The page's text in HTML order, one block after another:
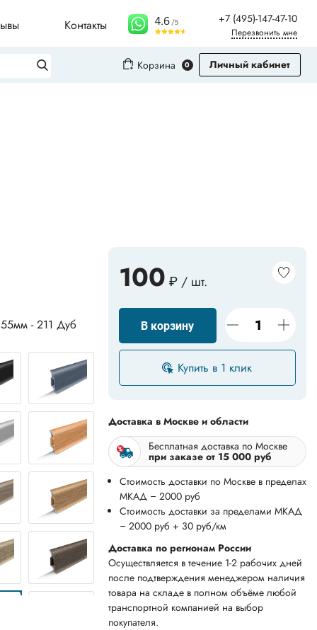
Контакты +7 (495)-147-47-10
Перезвонить мне
Сопутствующие товары
Корзина 0
Личный кабинет
- 211 Дуб
100 ₽ / шт.
В корзину
Купить в 1 клик
Доставка в Москве и области
Бесплатная доставка по Москве
при заказе от 15 000 руб
Стоимость доставки по Москве в пределах
МКАД – 2000 руб
Стоимость доставки за пределами МКАД
– 2000 руб + 30 руб/км
Доставка по регионам России
Осуществляется в течение 1-2 рабочих дней
после подтверждения менеджером наличия
товара на складе в полном объёме любой
транспортной компанией на выбор
покупателя.